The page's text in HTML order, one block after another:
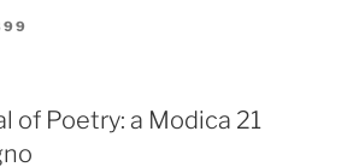
of Poetry: a Modica 21